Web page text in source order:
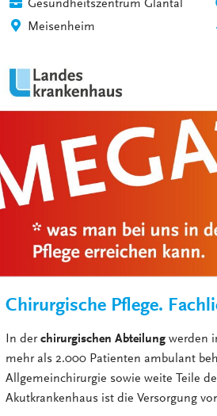
Gesundheitszentrum Glantal
Meisenheim
Chirurgische Pflege.
In derchirurgischen Abteilung werden
mehr als 2.000 Patienten ambulant
Allgemeinchirurgie sowie weite Teile
Akutkrankenhaus ist die Versorgung